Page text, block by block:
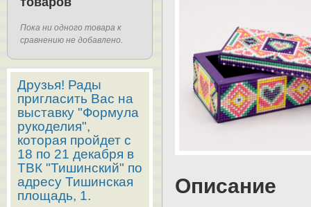
Описание
Пока ни одного товара к
сравнению не добавлено.
Друзья! Рады
пригласить Вас на
выставку "Формула
рукоделия",
которая пройдет с
18 по 21 декабря в
ТВК "Тишинский" по
адресу Тишинская
площадь, 1.